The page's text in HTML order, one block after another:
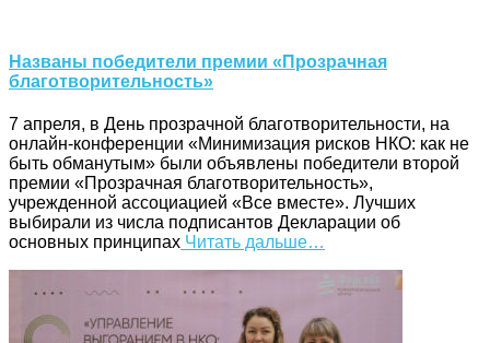
Названы победители премии «Прозрачная
благотворительность»
7 апреля, в День прозрачной благотворительности, на
онлайн-конференции «Минимизация рисков НКО: как не
быть обманутым» были объявлены победители второй
премии «Прозрачная благотворительность»,
учрежденной ассоциацией «Все вместе». Лучших
выбирали из числа подписантов Декларации об
основных принципах Читать дальше…